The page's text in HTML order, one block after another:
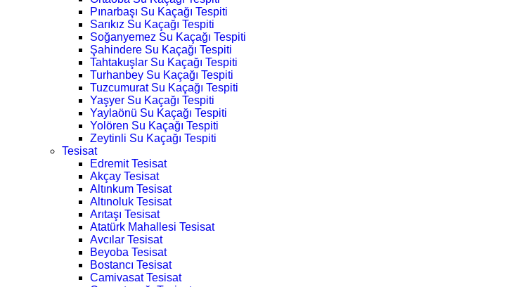
Pınarbaşı Su Kaçağı Tespiti
Sarıkız Su Kaçağı Tespiti
Soğanyemez Su Kaçağı Tespiti
Şahindere Su Kaçağı Tespiti
Tahtakuşlar Su Kaçağı Tespiti
Turhanbey Su Kaçağı Tespiti
Tuzcumurat Su Kaçağı Tespiti
Yaşyer Su Kaçağı Tespiti
Yaylaönü Su Kaçağı Tespiti
Yolören Su Kaçağı Tespiti
Zeytinli Su Kaçağı Tespiti
Tesisat
Edremit Tesisat
Akçay Tesisat
Altınkum Tesisat
Altınoluk Tesisat
Arıtaşı Tesisat
Atatürk Mahallesi Tesisat
Avcılar Tesisat
Beyoba Tesisat
Bostancı Tesisat
Camivasat Tesisat